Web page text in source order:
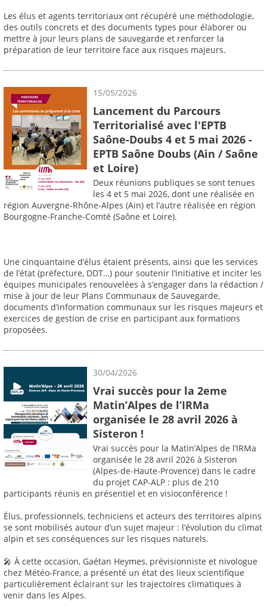
Les élus et agents territoriaux ont récupéré une méthodologie,
des outils concrets et des documents types pour élaborer ou
mettre à jour leurs plans de sauvegarde et renforcer la
préparation de leur territoire face aux risques majeurs.
15/05/2026
Lancement du Parcours
Territorialisé avec l'EPTB
Saône-Doubs 4 et 5 mai 2026 -
EPTB Saône Doubs (Ain / Saône
et Loire)
Deux réunions publiques se sont tenues
les 4 et 5 mai 2026, dont une réalisée en
région Auvergne-Rhône-Alpes (Ain) et l’autre réalisée en région
Bourgogne-Franche-Comté (Saône et Loire).
Une cinquantaine d’élus étaient présents, ainsi que les services
de l’état (préfecture, DDT…) pour soutenir l’initiative et inciter les
équipes municipales renouvelées à s’engager dans la rédaction /
mise à jour de leur Plans Communaux de Sauvegarde,
documents d’information communaux sur les risques majeurs et
exercices de gestion de crise en participant aux formations
proposées.
30/04/2026
Vrai succès pour la 2eme
Matin’Alpes de l’IRMa
organisée le 28 avril 2026 à
Sisteron !
Vrai succès pour la Matin’Alpes de l’IRMa
organisée le 28 avril 2026 à Sisteron
(Alpes-de-Haute-Provence) dans le cadre
du projet CAP-ALP : plus de 210
participants réunis en présentiel et en visioconférence !
Élus, professionnels, techniciens et acteurs des territoires alpins
se sont mobilisés autour d’un sujet majeur : l’évolution du climat
alpin et ses conséquences sur les risques naturels.
🎤 À cette occasion, Gaétan Heymes, prévisionniste et nivologue
chez Météo-France, a présenté un état des lieux scientifique
particulièrement éclairant sur les trajectoires climatiques à
venir dans les Alpes.